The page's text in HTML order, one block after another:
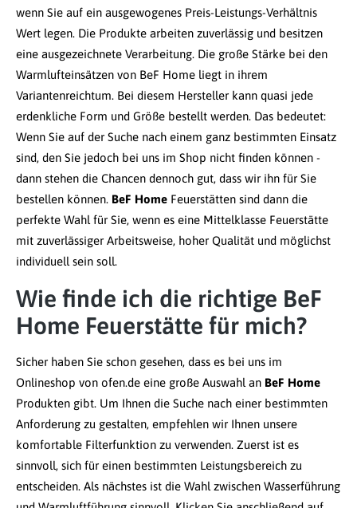
wenn Sie auf ein ausgewogenes Preis-Leistungs-Verhältnis
Wert legen. Die Produkte arbeiten zuverlässig und besitzen
eine ausgezeichnete Verarbeitung. Die große Stärke bei den
Warmlufteinsätzen von BeF Home liegt in ihrem
Variantenreichtum. Bei diesem Hersteller kann quasi jede
erdenkliche Form und Größe bestellt werden. Das bedeutet:
Wenn Sie auf der Suche nach einem ganz bestimmten Einsatz
sind, den Sie jedoch bei uns im Shop nicht finden können -
dann stehen die Chancen dennoch gut, dass wir ihn für Sie
bestellen können. BeF Home Feuerstätten sind dann die
perfekte Wahl für Sie, wenn es eine Mittelklasse Feuerstätte
mit zuverlässiger Arbeitsweise, hoher Qualität und möglichst
individuell sein soll.
Wie finde ich die richtige BeF
Home Feuerstätte für mich?
Sicher haben Sie schon gesehen, dass es bei uns im
Onlineshop von ofen.de eine große Auswahl an BeF Home
Produkten gibt. Um Ihnen die Suche nach einer bestimmten
Anforderung zu gestalten, empfehlen wir Ihnen unsere
komfortable Filterfunktion zu verwenden. Zuerst ist es
sinnvoll, sich für einen bestimmten Leistungsbereich zu
entscheiden. Als nächstes ist die Wahl zwischen Wasserführung